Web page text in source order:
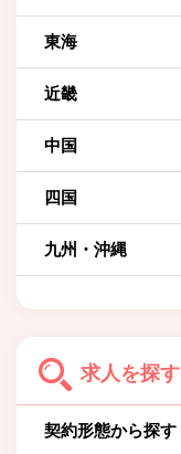
東海
近畿
中国
四国
九州・沖縄
求人を探す
契約形態から探す